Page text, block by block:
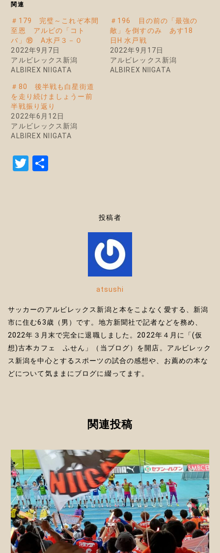
関連
＃179 完璧～これぞ本間
至恩 アルビの「コト
バ」⑱ A水戸３－０
2022年9月7日
アルビレックス新潟
ALBIREX NIIGATA
＃196 目の前の「最強の
敵」を倒すのみ あす18
日H 水戸戦
2022年9月17日
アルビレックス新潟
ALBIREX NIIGATA
＃80 後半戦も白星街道
を走り続けましょうー前
半戦振り返り
2022年6月12日
アルビレックス新潟
ALBIREX NIIGATA
T
投稿者
atsushi
サッカーのアルビレックス新潟と本をこよなく愛する、新潟
市に住む63歳（男）です。地方新聞社で記者などを務め、
2022年３月末で完全に退職しました。2022年４月に「(仮
想)古本カフェ ふせん」（当ブログ）を開店。アルビレック
ス新潟を中心とするスポーツの試合の感想や、お薦めの本な
どについて気ままにブログに綴ってます。
関連投稿